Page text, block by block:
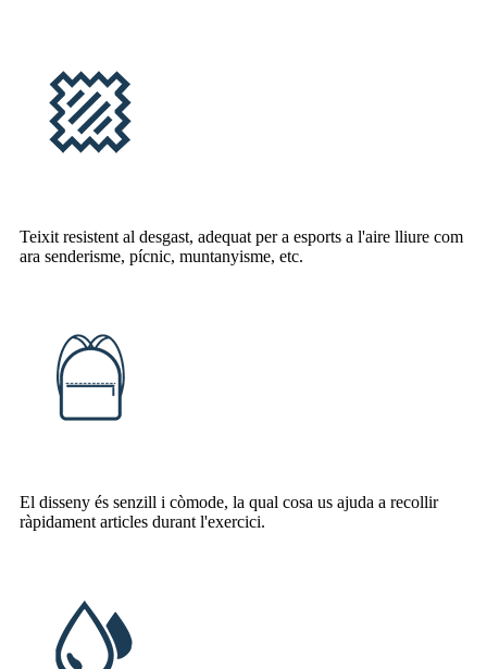
Teixit resistent al desgast, adequat per a esports a l'aire lliure com
ara senderisme, pícnic, muntanyisme, etc.
El disseny és senzill i còmode, la qual cosa us ajuda a recollir
ràpidament articles durant l'exercici.